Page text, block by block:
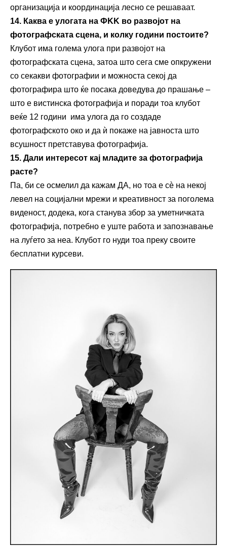
организација и координација лесно се решаваат.
14. Каква е улогата на Ф KK во развојот на
фотографската сцена, и колку години постоите?
Клубот има голема улога при развојот на
фотографската сцена, затоа што сега сме опкружени
со секакви фотографии и можноста секој да
фотографира што ќе посака доведува до прашање –
што е вистинска фотографија и поради тоа клубот
веќе 12 години има улога да го создаде
фотографското око и да ѝ покаже на јавноста што
всушност претставува фотографија.
15. Дали интересот кај младите за фотографија
расте?
Па, би се осмелил да кажам ДА, но тоа е сѐ на некој
левел на социјални мрежи и креативност за поголема
виденост, додека, кога станува збор за уметничката
фотографија, потребно е уште работа и запознавање
на луѓето за неа. Клубот го нуди тоа преку своите
бесплатни курсеви.